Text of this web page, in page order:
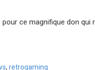
pour ce magnifique don qui
, retrogaming